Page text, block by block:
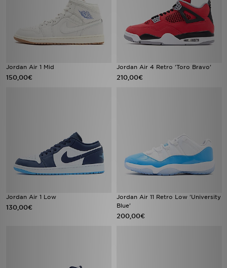
Jordan Air 1 Mid
150,00€
Jordan Air 4 Retro 'Toro Bravo'
210,00€
Jordan Air 1 Low
130,00€
Jordan Air 11 Retro Low 'University
Blue'
200,00€